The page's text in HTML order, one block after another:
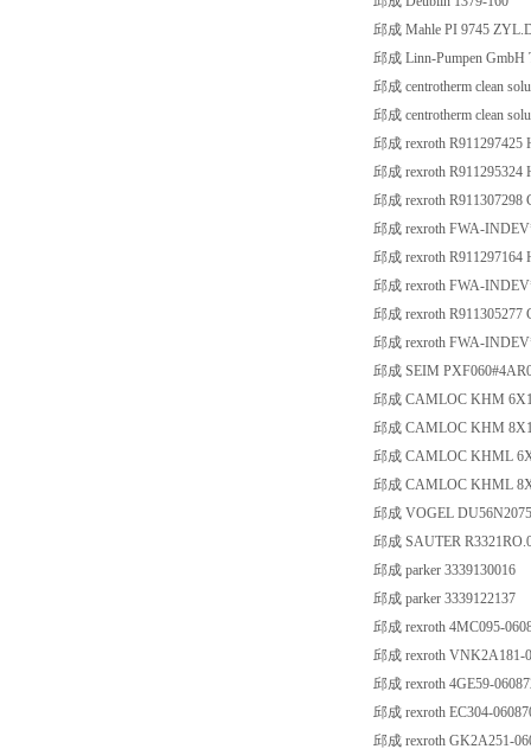
邱成 Mahle PI 9745
邱成 Linn-Pumpen GmbH
邱成 centrotherm clean
邱成 centrotherm clean
邱成 rexroth
邱成 rexroth
邱成 rexroth
邱成 rexroth FWA-
邱成 rexroth
邱成 rexroth FWA-
邱成 rexroth
邱成 rexroth FWA-
邱成 SEIM
邱成 CAMLOC KHM
邱成 CAMLOC KHM
邱成 CAMLOC KHML
邱成 CAMLOC KHML
邱成 VOGEL
邱成 SAUTER
邱成 parker 3339130016
邱成 parker 3339122137
邱成 rexroth 4MC095-
邱成 rexroth VNK2A181-
邱成 rexroth 4GE59-
邱成 rexroth EC304-
邱成 rexroth GK2A251-